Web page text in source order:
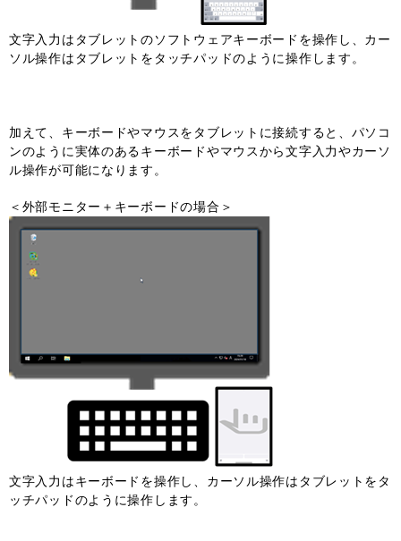
文字入力はタブレットのソフトウェアキーボードを操作し、カー
ソル操作はタブレットをタッチパッドのように操作します。
加えて、キーボードやマウスをタブレットに接続すると、パソコ
ンのように実体のあるキーボードやマウスから文字入力やカーソ
ル操作が可能になります。
＜外部モニター＋キーボードの場合＞
文字入力はキーボードを操作し、カーソル操作はタブレットをタ
ッチパッドのように操作します。